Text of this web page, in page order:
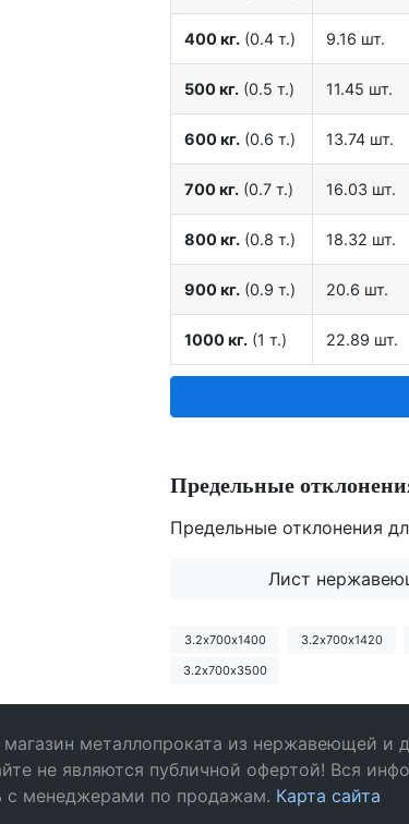
400 кг. (0.4 т.) 9.16 шт.
500 кг. (0.5 т.) 11.45 шт.
600 кг. (0.6 т.) 13.74 шт.
700 кг. (0.7 т.) 16.03 шт.
800 кг. (0.8 т.) 18.32 шт.
900 кг. (0.9 т.) 20.6 шт.
1000 кг. (1 т.) 22.89 шт.
Предельные
Предельные отклонения
Лист
3.2х700х1400 3.2х700х1420
3.2х700х3500
магазин металлопроката из нержавеющей и
не являются публичной офертой! Вся
с менеджерами по продажам. Карта сайта